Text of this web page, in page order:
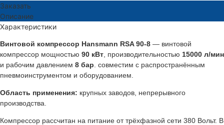
Заказать
Описание
Характеристики
Винтовой компрессор Hansmann RSA 90-8 — винтовой
компрессор мощностью 90 кВт , производительностью 15000 л/мин
и рабочим давлением 8 бар . совместим с распространённым
пневмоинструментом и оборудованием.
Область применения: крупных заводов, непрерывного
производства.
Компрессор рассчитан на питание от трёхфазной сети 380 Вольт. В